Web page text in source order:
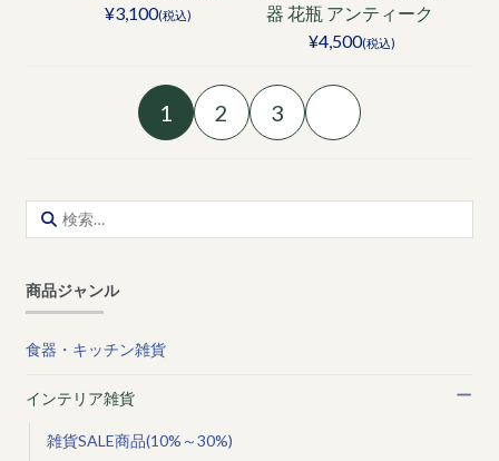
¥3,100(税込)
器 花瓶 アンティーク
¥4,500(税込)
1 2 3
索:
商品ジャンル
食器・キッチン雑貨
インテリア雑貨
雑貨SALE商品(10%～30%)